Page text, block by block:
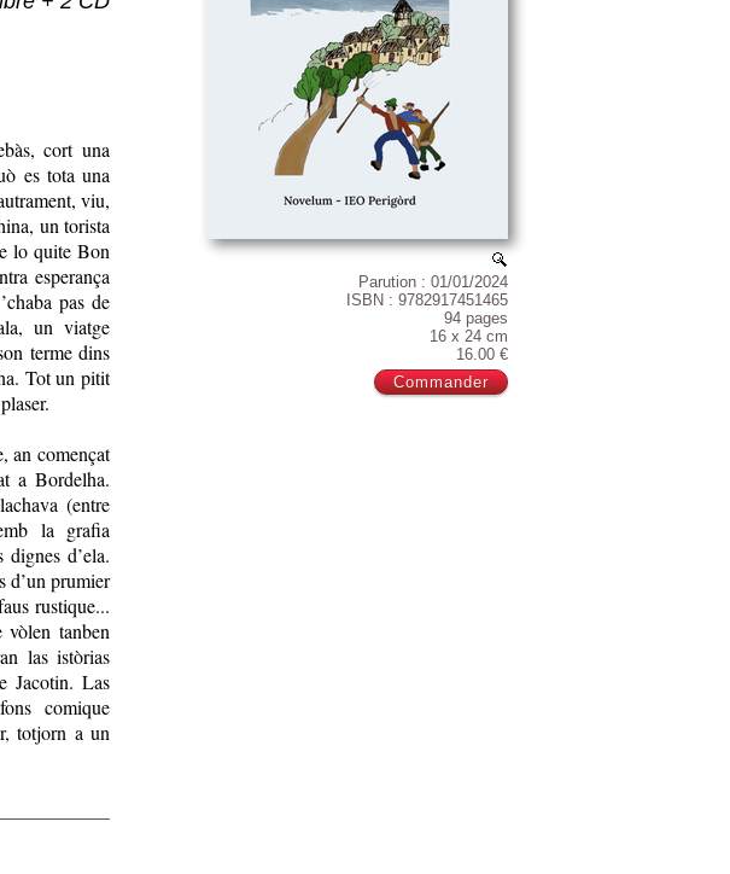
Parution : 01/01/2024
ISBN : 9782917451465
94 pages
16 x 24 cm
16.00 €
cort una
es tota una
viu,
un torista
lo quite Bon
esperança
pas de
un viatge
terme dins
Tot un pitit
an començat
a Bordelha.
(entre
la grafia
d’ela.
d’un prumier
rustique...
vòlen tanben
las istòrias
Jacotin. Las
comique
totjorn a un